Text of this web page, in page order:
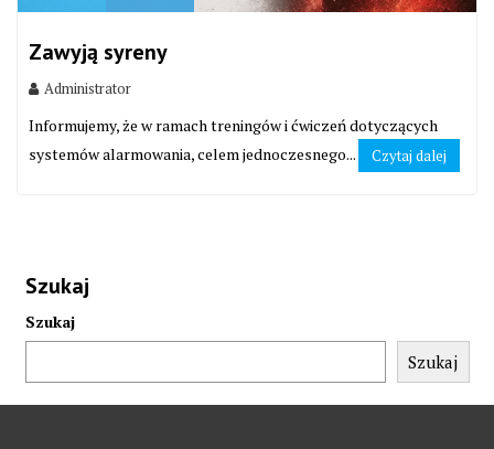
Zawyją syreny
Administrator
Informujemy, że w ramach treningów i ćwiczeń dotyczących
systemów alarmowania, celem jednoczesnego...
Czytaj dalej
Szukaj
Szukaj
Szukaj